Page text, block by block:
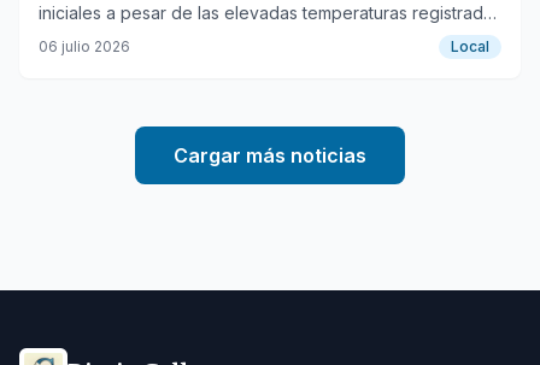
iniciales a pesar de las elevadas temperaturas registradas
durante el fin de semana.
06 julio 2026 Local
Cargar más noticias